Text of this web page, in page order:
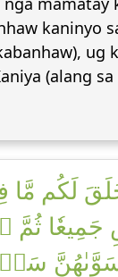
kaninyo
ug
(alang
لَكُم مَّا
ثُمَّ